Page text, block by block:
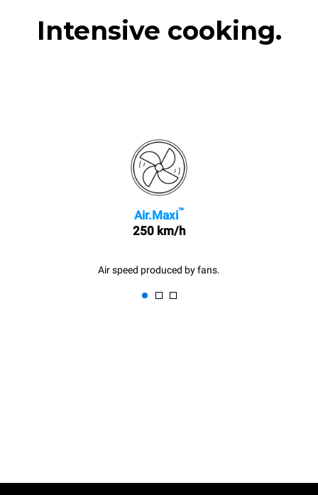
Intensive cooking.
Air.Maxi™
250 km/h
Air speed produced by fans.